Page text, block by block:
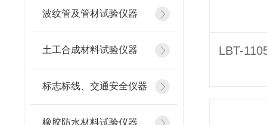
波纹管及管材试验仪器
土工合成材料试验仪器
标志标线、交通安全仪器
橡胶防水材料试验仪器